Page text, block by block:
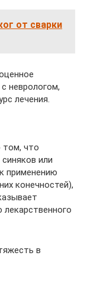
от сварки
неврологом,
лечения.
том, что
или
применению
конечностей),
в